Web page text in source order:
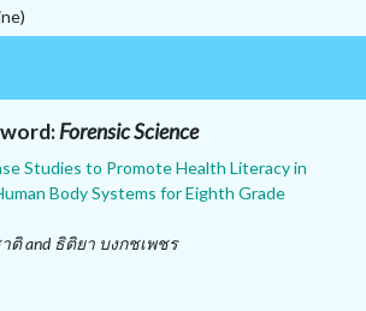
Forensic Science
Studies to Promote Health Literacy in
Body Systems for Eighth Grade
and ธิติยา บงกชเพชร